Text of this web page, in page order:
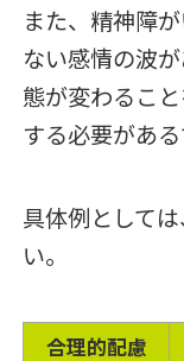
また、精神障
ない感情の波
態が変わるこ
する必要がある
具体例として
い。
合理的配慮